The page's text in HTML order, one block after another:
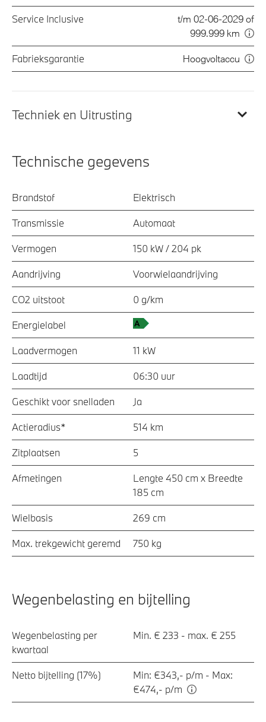
Service Inclusive
t/m 02-06-2029 of
999.999 km
Fabrieksgarantie Hoogvoltaccu
Techniek en Uitrusting
Technische gegevens
Brandstof Elektrisch
Transmissie Automaat
Vermogen 150 kW / 204 pk
Aandrijving Voorwielaandrijving
CO2 uitstoot 0 g/km
Energielabel
Laadvermogen 11 kW
Laadtijd 06:30 uur
Geschikt voor snelladen Ja
Actieradius* 514 km
Zitplaatsen 5
Afmetingen
Lengte 450 cm x Breedte
185 cm
Wielbasis 269 cm
Max. trekgewicht geremd 750 kg
Wegenbelasting en bijtelling
Wegenbelasting per
kwartaal
Min. € 233 - max. € 255
Netto bijtelling (17%)
Min: €343,- p/m - Max:
€474,- p/m